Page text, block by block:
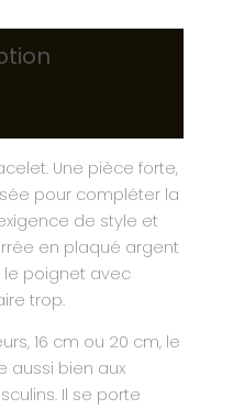
Une pièce forte,
pour compléter la
de style et
en plaqué argent
poignet avec
trop.
16 cm ou 20 cm, le
aussi bien aux
Il se porte